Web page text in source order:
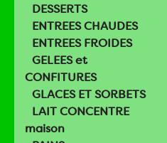
DESSERTS
ENTREES CHAUDES
ENTREES FROIDES
GELEES et
CONFITURES
GLACES ET SORBETS
LAIT CONCENTRE
maison